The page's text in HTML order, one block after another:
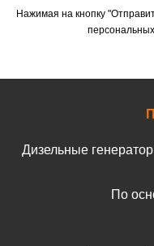
Нажимая на кнопку
Дизельные
По